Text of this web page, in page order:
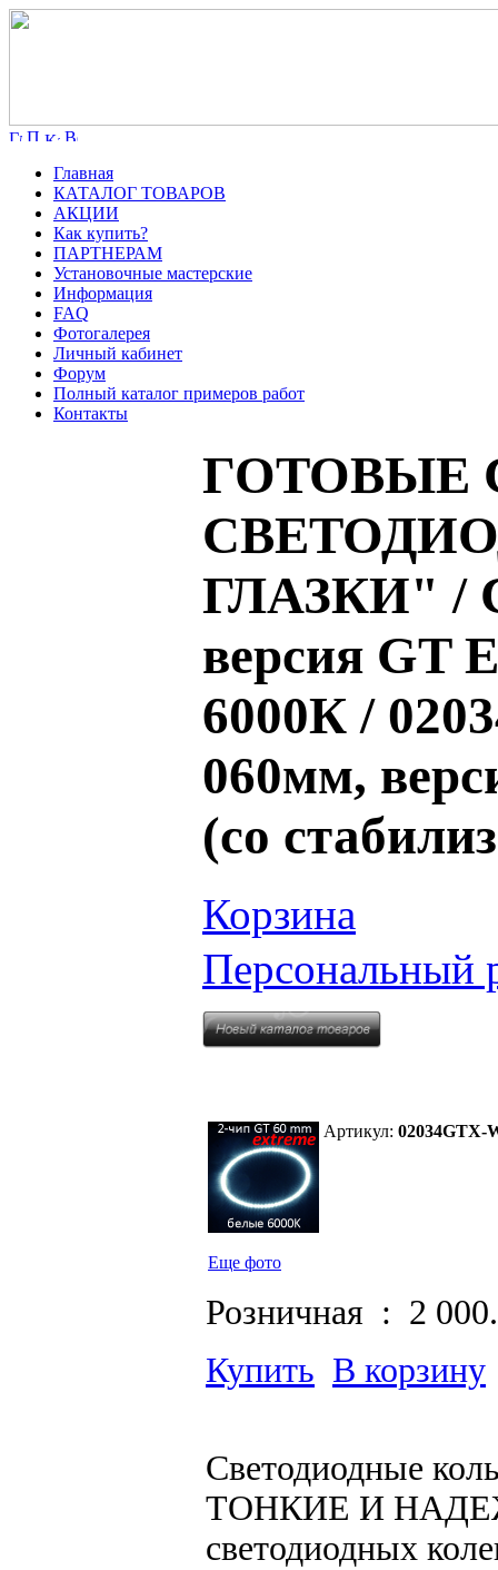
Главная
КАТАЛОГ ТОВАРОВ
АКЦИИ
Как купить?
ПАРТНЕРАМ
Установочные мастерские
Информация
FAQ
Фотогалерея
Личный кабинет
Форум
Полный каталог примеров работ
Контакты
ГОТОВЫЕ
ГЛАЗКИ" /
версия GT
6000К /
060мм,
(со
Корзина
Персональный
Еще фото
Артикул: 02034GTX-
Розничная : 2
Купить В корзину
Светодиодные
ТОНКИЕ И
светодиодных